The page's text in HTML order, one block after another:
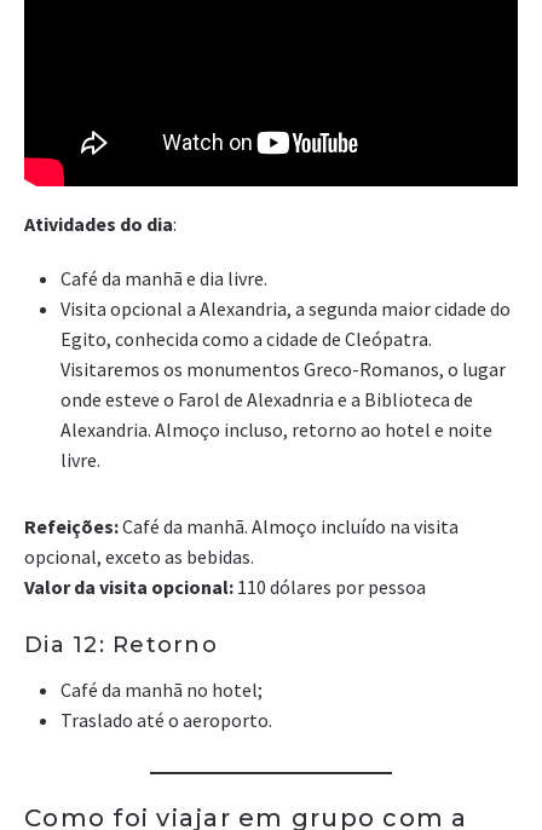
Atividades do dia:
Café da manhã e dia livre.
Visita opcional a Alexandria, a segunda maior cidade do
Egito, conhecida como a cidade de Cleópatra.
Visitaremos os monumentos Greco-Romanos, o lugar
onde esteve o Farol de Alexadnria e a Biblioteca de
Alexandria. Almoço incluso, retorno ao hotel e noite
livre.
Refeições:Café da manhã. Almoço incluído na visita
opcional, exceto as bebidas.
Valor da visita opcional: 110 dólares por pessoa
Dia 12: Retorno
Café da manhã no hotel;
Traslado até o aeroporto.
Como foi viajar em grupo com a